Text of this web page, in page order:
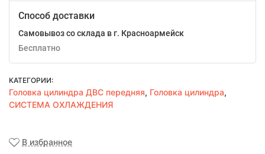
Способ доставки
Самовывоз со склада в г. Красноармейск
Бесплатно
КАТЕГОРИИ:
Головка цилиндра ДВС передняя, Головка цилиндра,
СИСТЕМА ОХЛАЖДЕНИЯ
В избранное